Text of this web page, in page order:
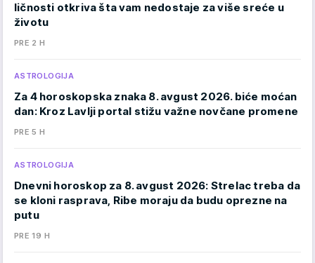
ličnosti otkriva šta vam nedostaje za više sreće u
životu
PRE 2 H
ASTROLOGIJA
Za 4 horoskopska znaka 8. avgust 2026. biće moćan
dan: Kroz Lavlji portal stižu važne novčane promene
PRE 5 H
ASTROLOGIJA
Dnevni horoskop za 8. avgust 2026: Strelac treba da
se kloni rasprava, Ribe moraju da budu oprezne na
putu
PRE 19 H